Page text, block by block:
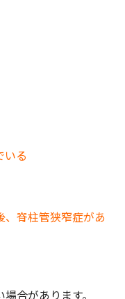
いる
、脊柱管狭窄症があ
合があります。